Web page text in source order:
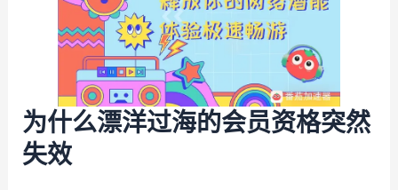
为什么漂洋过海的会员资格突然
失效